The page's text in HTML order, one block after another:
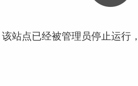
站点已经被管理员停止运行